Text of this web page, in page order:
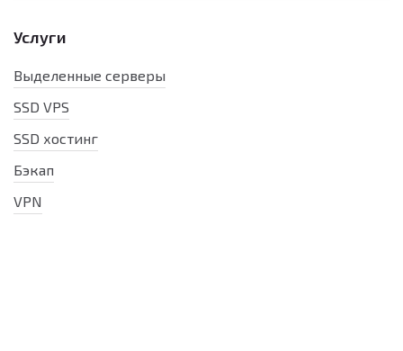
Услуги
Выделенные серверы
SSD VPS
SSD хостинг
Бэкап
VPN